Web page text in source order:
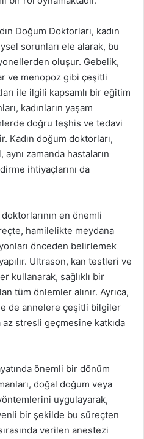
Doğum Doktorları, kadın
sorunları ele alarak, bu
oluşur. Gebelik,
ve menopoz gibi çeşitli
ile ilgili kapsamlı bir eğitim
kadınların yaşam
doğru teşhis ve tedavi
Kadın doğum doktorları,
zamanda hastaların
ihtiyaçlarını da
en önemli
hamilelikte meydana
önceden belirlemek
Ultrason, kan testleri ve
kullanarak, sağlıklı bir
tüm önlemler alınır. Ayrıca,
de annelere çeşitli bilgiler
az stresli geçmesine katkıda
önemli bir dönüm
doğal doğum veya
uygulayarak,
bir şekilde bu süreçten
verilen anestezi